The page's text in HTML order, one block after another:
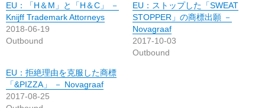
EU：「H＆M」と「H＆C」 －
Knijff Trademark Attorneys
2018-06-19
Outbound
EU：ストップした「SWEAT
STOPPER」の商標出願 －
Novagraaf
2017-10-03
Outbound
EU：拒絶理由を克服した商標
「&PIZZA」 － Novagraaf
2017-08-25